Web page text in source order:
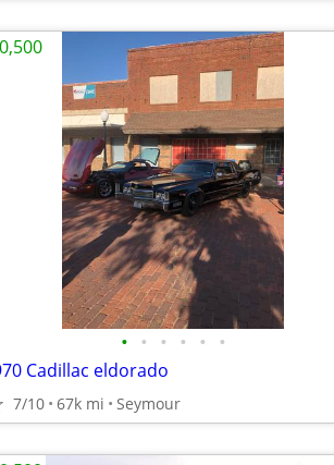
• • • • • •
Cadillac eldorado
7/10 67k mi Seymour